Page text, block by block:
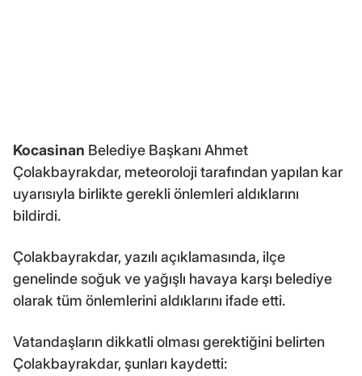
Kocasinan Belediye Başkanı Ahmet
Çolakbayrakdar, meteoroloji tarafından yapılan kar
uyarısıyla birlikte gerekli önlemleri aldıklarını
bildirdi.
Çolakbayrakdar, yazılı açıklamasında, ilçe
genelinde soğuk ve yağışlı havaya karşı belediye
olarak tüm önlemlerini aldıklarını ifade etti.
Vatandaşların dikkatli olması gerektiğini belirten
Çolakbayrakdar, şunları kaydetti: